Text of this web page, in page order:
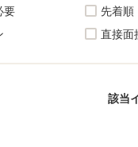
要 先着順
直接面
該当